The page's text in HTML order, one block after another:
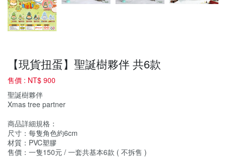
【現貨扭蛋】聖誕樹夥伴 共6款
售價 : NT$ 900
聖誕樹夥伴
Xmas tree partner
商品詳細規格：
尺寸：每隻角色約6cm​
材質：PVC塑膠
售價：一隻150元 / 一套共基本6款 ( 不拆售 )